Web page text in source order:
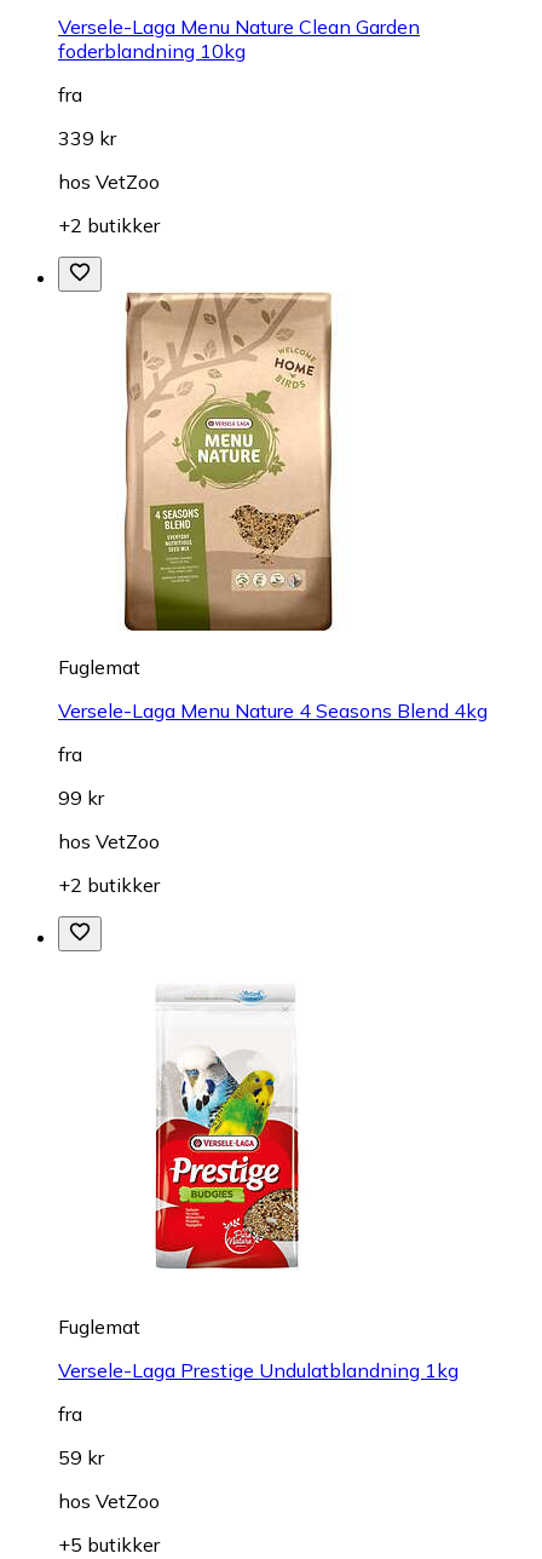
Versele-Laga Menu Nature Clean Garden
foderblandning 10kg
fra
339 kr
hos VetZoo
+2 butikker
Fuglemat
Versele-Laga Menu Nature 4 Seasons Blend 4kg
fra
99 kr
hos VetZoo
+2 butikker
Fuglemat
Versele-Laga Prestige Undulatblandning 1kg
fra
59 kr
hos VetZoo
+5 butikker